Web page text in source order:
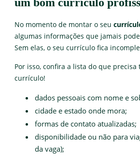
No momento de montar o seu
algumas informações que jamais
Sem elas, o seu currículo fica
Por isso, confira a lista do que precisa
currículo!
dados pessoais com nome e
cidade e estado onde mora;
formas de contato atualizadas;
disponibilidade ou não para
da vaga);